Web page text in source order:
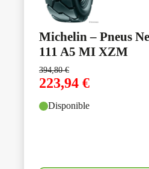
Michelin – Pneus
111 A5 MI XZM
394,80€
223,94 €
Disponible